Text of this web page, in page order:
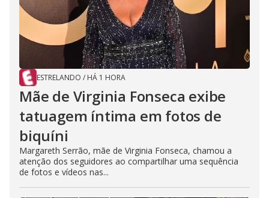
ESTRELANDO / HÁ 1 HORA
Mãe de Virginia Fonseca exibe
tatuagem íntima em fotos de
biquíni
Margareth Serrão, mãe de Virginia Fonseca, chamou a
atenção dos seguidores ao compartilhar uma sequência
de fotos e vídeos nas...